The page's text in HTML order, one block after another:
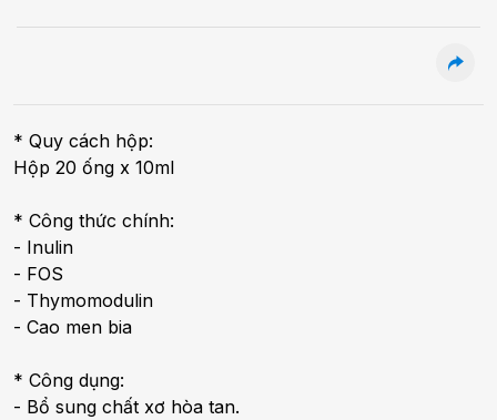
* Quy cách hộp:
Hộp 20 ống x 10ml
* Công thức chính:
- Inulin
- FOS
- Thymomodulin
- Cao men bia
* Công dụng:
- Bổ sung chất xơ hòa tan.